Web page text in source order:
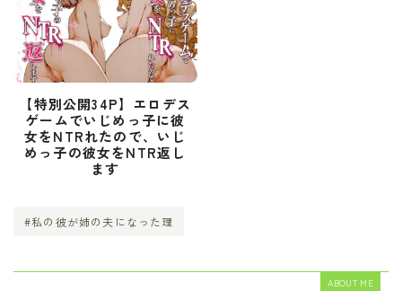
【特別公開34P】エロデス
ゲームでいじめっ子に彼
女をNTRれたので、いじ
めっ子の彼女をNTR返し
ます
#私の彼が姉の夫になった理
ABOUT ME